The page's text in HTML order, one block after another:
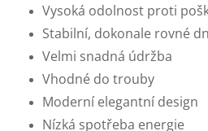
Vysoká odolnost proti
Stabilní, dokonale rovné
Velmi snadná údržba
Vhodné do trouby
Moderní elegantní design
Nízká spotřeba energie